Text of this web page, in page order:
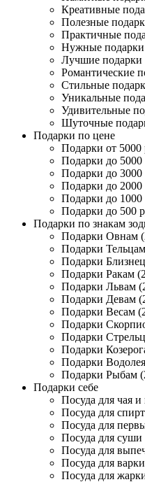
Креативные
Полезные
Практичные
Нужные подарки
Лучшие подарки
Романтические
Стильные
Уникальные
Удивительные
Шуточные
Подарки по цене
Подарки от 5000
Подарки до 5000
Подарки до 3000
Подарки до 2000
Подарки до 1000
Подарки до 500
Подарки по знакам
Подарки Овнам
Подарки
Подарки
Подарки Ракам
Подарки Львам
Подарки Девам
Подарки Весам
Подарки
Подарки
Подарки
Подарки
Подарки Рыбам
Подарки себе
Посуда для чая и
Посуда для
Посуда для
Посуда для суши
Посуда для
Посуда для
Посуда для